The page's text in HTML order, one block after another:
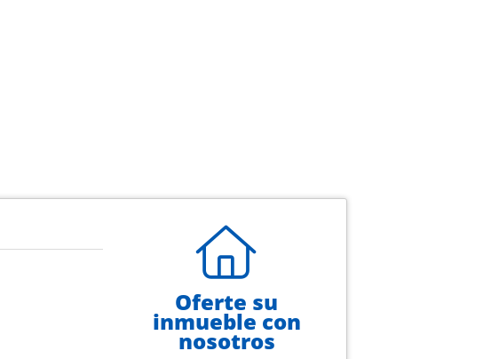
Oferte su
inmueble con
nosotros